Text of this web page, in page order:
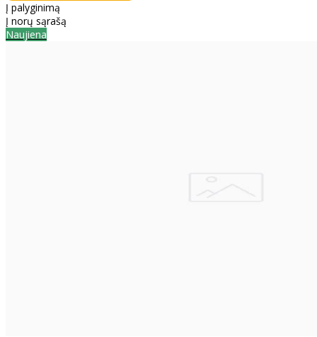
Į palyginimą
Į norų sąrašą
Naujiena